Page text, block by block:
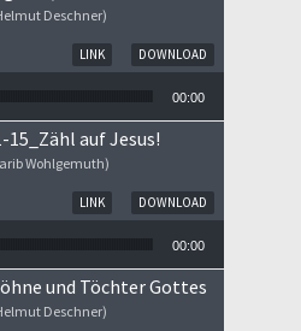
Deschner)
DOWNLOAD
LINK
00:00
15_Zähl auf Jesus!
Wohlgemuth)
DOWNLOAD
LINK
00:00
und Töchter Gottes
Deschner)